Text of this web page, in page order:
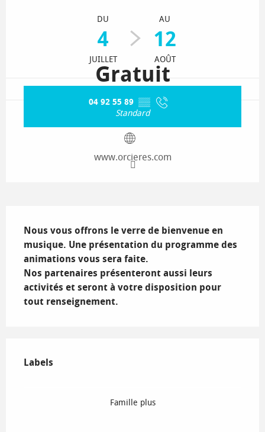
DU
4
JUILLET
AU
12
AOÛT
Gratuit
04 92 55 89 ▒▒
Standard
www.orcieres.com
Nous vous offrons le verre de bienvenue en
musique. Une présentation du programme des
animations vous sera faite.
Nos partenaires présenteront aussi leurs
activités et seront à votre disposition pour
tout renseignement.
Labels
Labels
Famille plus